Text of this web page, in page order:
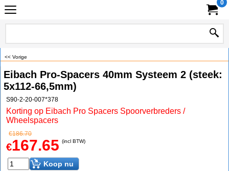
0
<< Vorige
Eibach Pro-Spacers 40mm Systeem 2 (steek:
5x112-66,5mm)
S90-2-20-007*378
Korting op Eibach Pro Spacers Spoorverbreders /
Wheelspacers
€186.70
€167.65 (incl BTW)
Koop nu